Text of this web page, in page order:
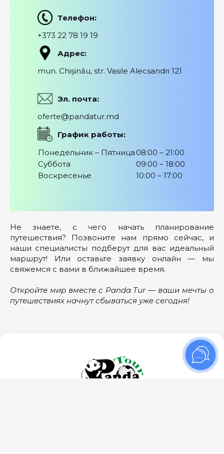
Телефон:
+373 22 78 19 19
Адрес:
mun. Chișinău, str. Vasile Alecsandri 121
Эл. почта:
oferte@pandatur.md
График работы:
Понедельник – Пятница 08:00 – 21:00
Суббота
09:00 – 18:00
Воскресенье
10:00 – 17:00
Не знаете, с чего начать планирование
путешествия? Позвоните нам прямо сейчас, и
наши специалисты подберут для вас идеальный
маршрут! Или оставьте заявку онлайн — мы
свяжемся с вами в ближайшее время.
Откройте мир вместе с Panda Tur — ваши мечты о
путешествиях начнут сбываться уже сегодня!